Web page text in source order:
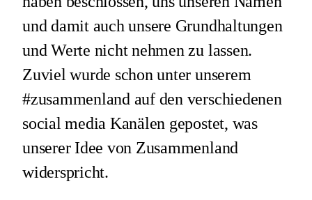
und damit auch unsere Grundhaltungen
und Werte nicht nehmen zu lassen.
Zuviel wurde schon unter unserem
#zusammenland auf den verschiedenen
social media Kanälen gepostet, was
unserer Idee von Zusammenland
widerspricht.